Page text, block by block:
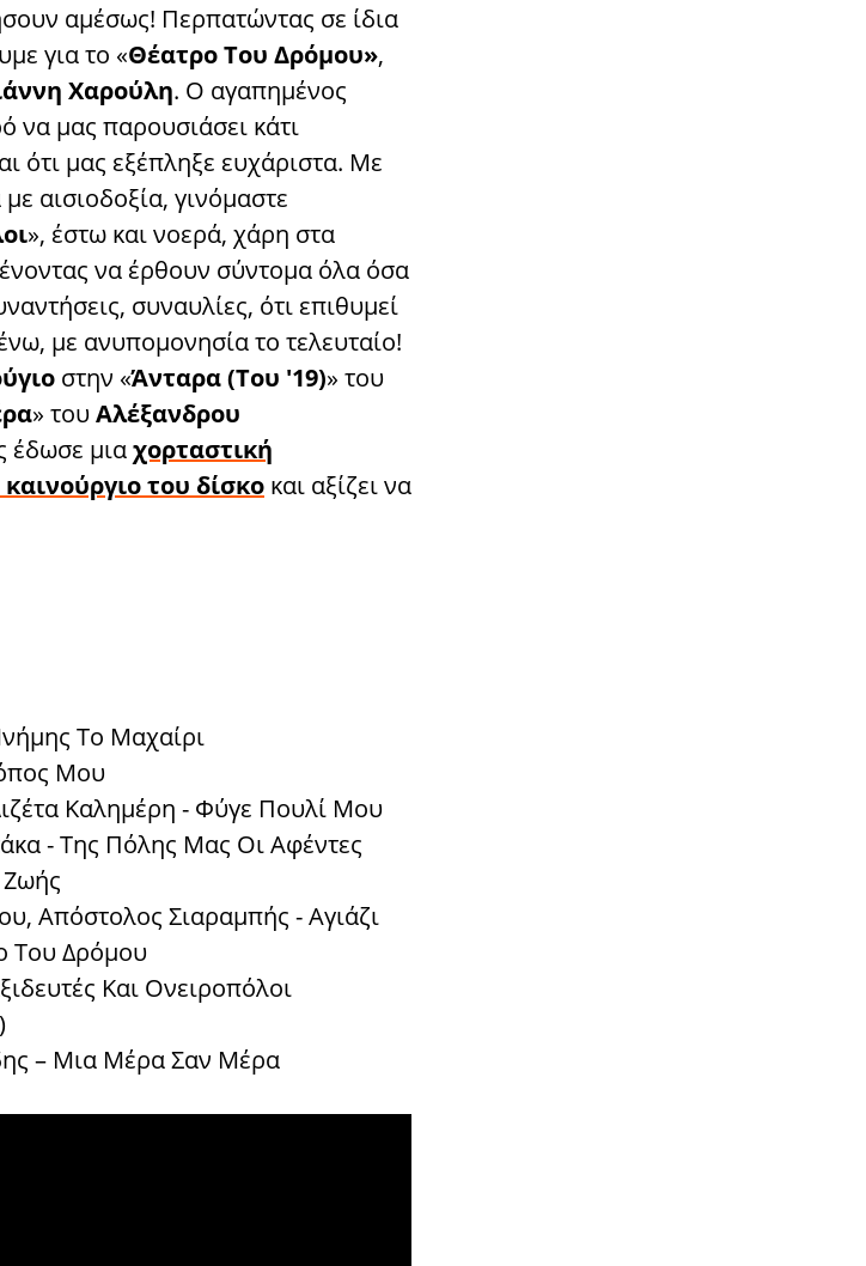
αμέσως! Περπατώντας σε ίδια
για το «Θέατρο Του Δρόμου»,
Χαρούλη. Ο αγαπημένος
να μας παρουσιάσει κάτι
ότι μας εξέπληξε ευχάριστα. Με
αισιοδοξία, γινόμαστε
», έστω και νοερά, χάρη στα
να έρθουν σύντομα όλα όσα
συναυλίες, ότι επιθυμεί
με ανυπομονησία το τελευταίο!
στην «Άνταρα (Του '19)» του
» τουΑλέξανδρου
έδωσε μιαχορταστική
του δίσκο και αξίζει να
Το Μαχαίρι
Μου
Καλημέρη - Φύγε Πουλί Μου
- Της Πόλης Μας Οι Αφέντες
Απόστολος Σιαραμπής - Αγιάζι
Του Δρόμου
Και Ονειροπόλοι
– Μια Μέρα Σαν Μέρα